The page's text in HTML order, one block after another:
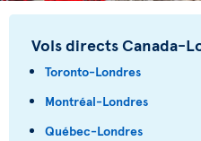
Vols directs Canada-
Toronto-Londres
Montréal-Londres
Québec-Londres